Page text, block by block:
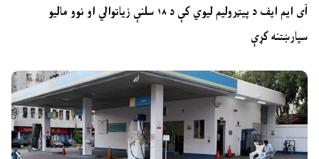
آی ایم ایف د پیټرولیم لیوي کې د ۱۸ سلنې زیاتوالي او نوو مالیو
سپارښتنه کړې